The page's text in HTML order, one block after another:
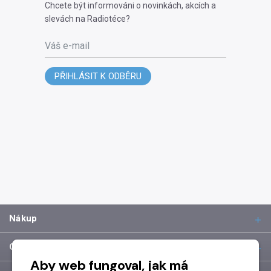
Chcete být informováni o novinkách, akcích a
slevách na Radiotéce?
Váš e-mail
PŘIHLÁSIT K ODBĚRU
Nákup
O společnosti
Aby web fungoval, jak má